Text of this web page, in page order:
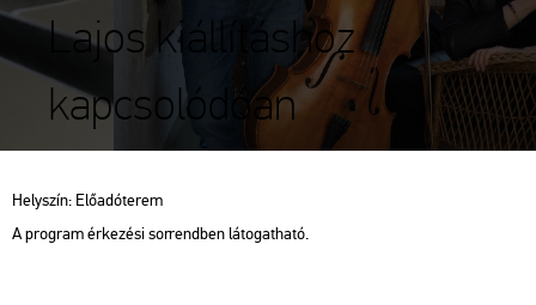
Lajos kiállításhoz
kapcsolódóan
Hely­szín: Elő­adó­te­rem
A prog­ram ér­ke­zé­si sor­rend­ben lá­to­gat­ha­tó.